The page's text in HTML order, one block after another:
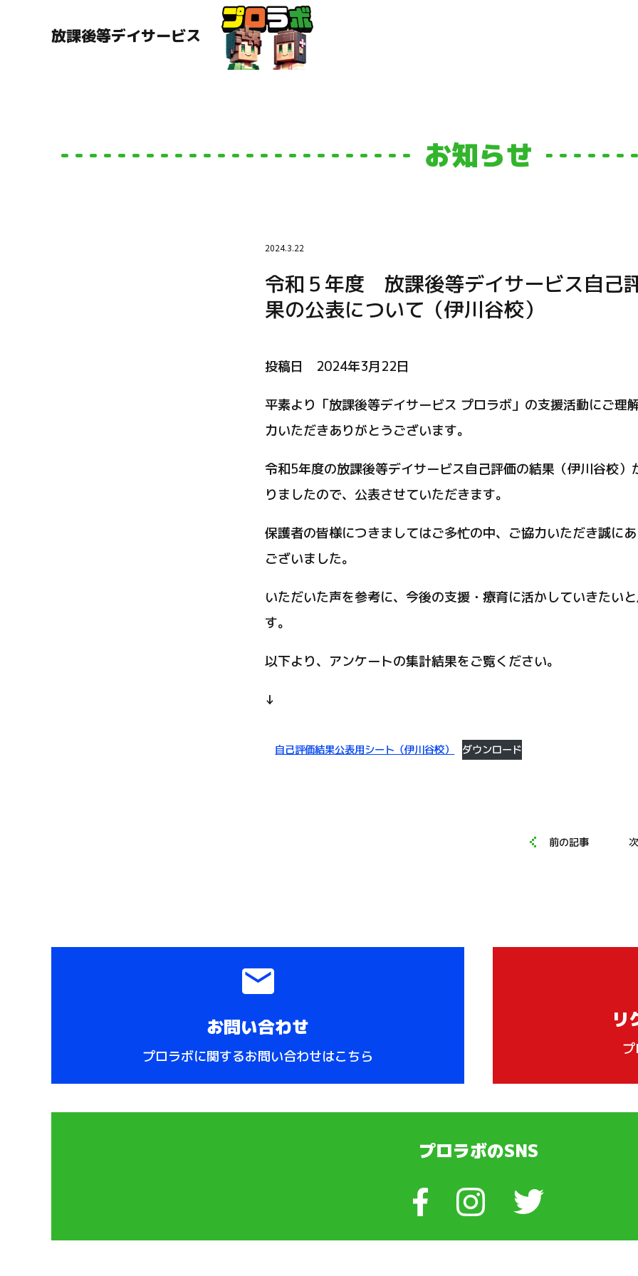
放課後等デイサービス
お知らせ
2024.3.22
令和５年度 放課後等デイサービス自己
果の公表について（伊川谷校）
投稿日 2024年3月22日
平素より「放課後等デイサービス プロラボ」の支援活動にご理
力いただきありがとうございます。
令和5年度の放課後等デイサービス自己評価の結果（伊川谷校）
りましたので、公表させていただきます。
保護者の皆様につきましてはご多忙の中、ご協力いただき誠に
ございました。
いただいた声を参考に、今後の支援・療育に活かしていきたい
す。
以下より、アンケートの集計結果をご覧ください。
↓
自己評価結果公表用シート（伊川谷校） ダウンロード
ー
シ
ョ
ン
前の記事
お問い合わせ
プロラボに関するお問い合わせはこちら
リ
プロラボのSNS